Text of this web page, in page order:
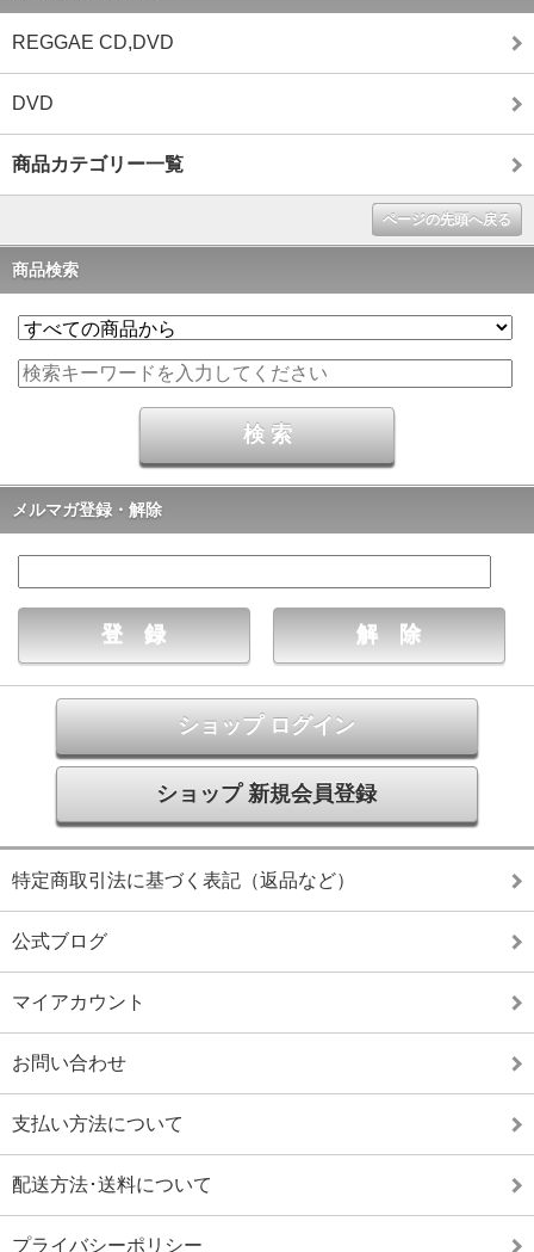
REGGAE CD,DVD
DVD
商品カテゴリー一覧
ページの先頭へ戻る
商品検索
メルマガ登録・解除
ショップ ログイン
ショップ 新規会員登録
特定商取引法に基づく表記（返品など）
公式ブログ
マイアカウント
お問い合わせ
支払い方法について
配送方法･送料について
プライバシーポリシー